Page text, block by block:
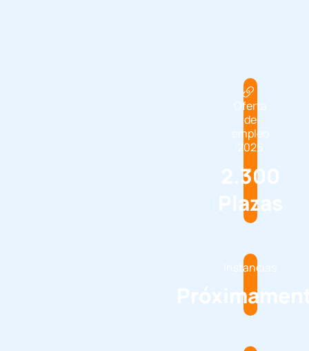
Oferta
de
empleo
2026
2.300
Plazas
Instancias